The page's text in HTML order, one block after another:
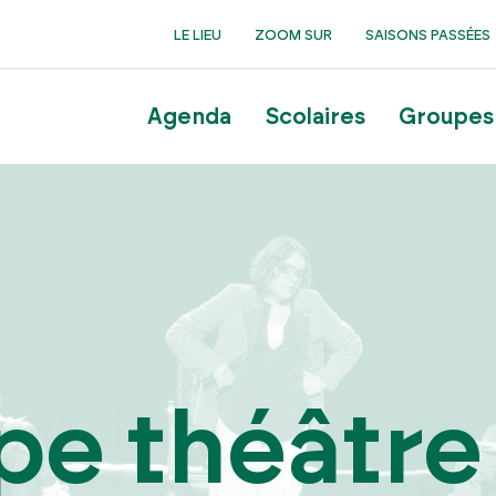
LE LIEU ZOOM SUR SAISONS PASSÉES
Agenda Scolaires Groupes